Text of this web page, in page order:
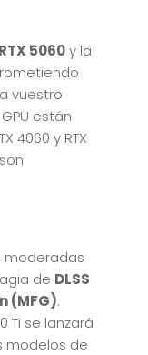
5060y la
vuestro
están
4060 y RTX
moderadas
de DLSS
(MFG).
Ti se lanzará
modelos de